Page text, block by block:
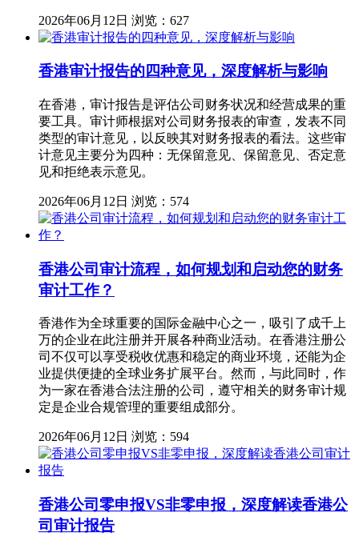
2026年06月12日 浏览：627
香港审计报告的四种意见，深度解析与影响
在香港，审计报告是评估公司财务状况和经营成果的重
要工具。审计师根据对公司财务报表的审查，发表不同
类型的审计意见，以反映其对财务报表的看法。这些审
计意见主要分为四种：无保留意见、保留意见、否定意
见和拒绝表示意见。
2026年06月12日 浏览：574
香港公司审计流程，如何规划和启动您的财务
审计工作？
香港作为全球重要的国际金融中心之一，吸引了成千上
万的企业在此注册并开展各种商业活动。在香港注册公
司不仅可以享受税收优惠和稳定的商业环境，还能为企
业提供便捷的全球业务扩展平台。然而，与此同时，作
为一家在香港合法注册的公司，遵守相关的财务审计规
定是企业合规管理的重要组成部分。
2026年06月12日 浏览：594
香港公司零申报VS非零申报，深度解读香港公
司审计报告